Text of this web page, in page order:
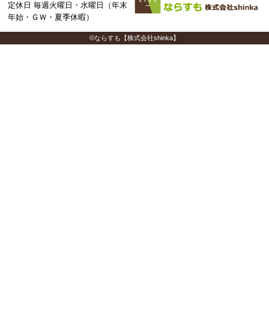
定休日 毎週火曜日・水曜日（年末
年始・ＧＷ・夏季休暇）
©ならすも【株式会社shinka】